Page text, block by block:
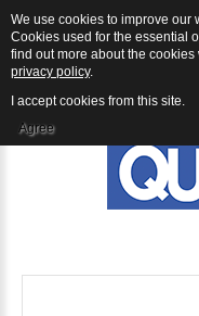
We use cookies to improve our
Cookies used for the essential
find out more about the
privacy policy.
I accept cookies from this site.
Agree